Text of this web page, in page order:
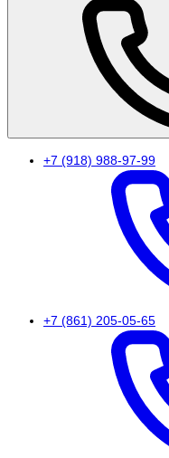
+7 (918) 988-97-99
+7 (861) 205-05-65